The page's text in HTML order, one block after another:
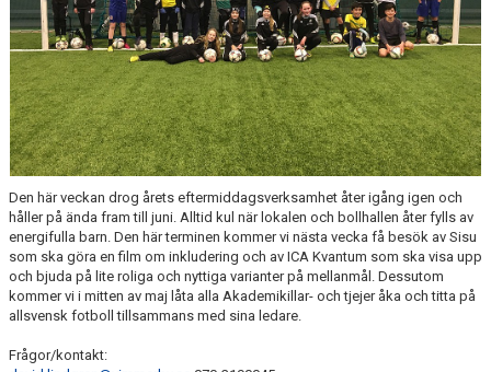
Den här veckan drog årets eftermiddagsverksamhet åter igång igen och
håller på ända fram till juni. Alltid kul när lokalen och bollhallen åter fylls av
energifulla barn. Den här terminen kommer vi nästa vecka få besök av Sisu
som ska göra en film om inkludering och av ICA Kvantum som ska visa upp
och bjuda på lite roliga och nyttiga varianter på mellanmål. Dessutom
kommer vi i mitten av maj låta alla Akademikillar- och tjejer åka och titta på
allsvensk fotboll tillsammans med sina ledare.
Frågor/kontakt: